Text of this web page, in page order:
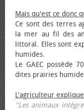
Mais qu'est ce donc
Ce sont des terres
la mer au fil des
littoral. Elles sont
humides.
Le GAEC possède
dites prairies
L'agriculteur
"Les animaux